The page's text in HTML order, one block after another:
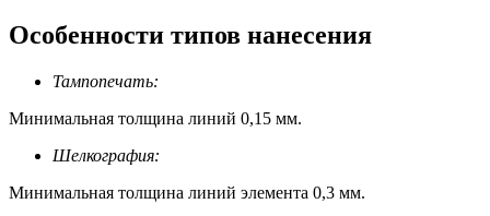
Особенности типов нанесения
Тампопечать:
Минимальная толщина линий 0,15 мм.
Шелкография:
Минимальная толщина линий элемента 0,3 мм.